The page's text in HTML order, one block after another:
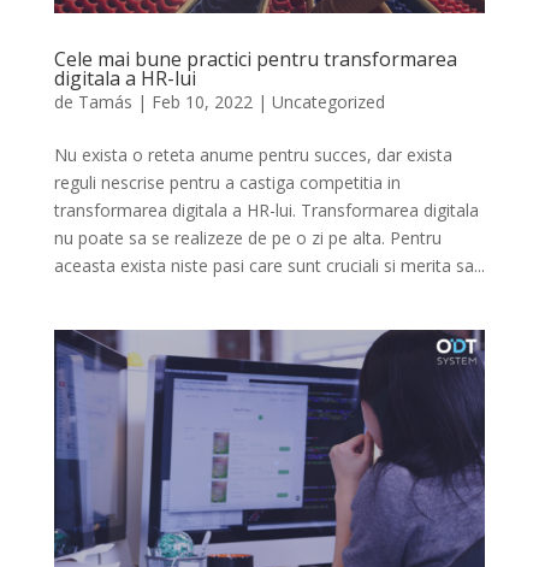
Cele mai bune practici pentru transformarea
digitala a HR-lui
de Tamás | Feb 10, 2022| Uncategorized
Nu exista o reteta anume pentru succes, dar exista
reguli nescrise pentru a castiga competitia in
transformarea digitala a HR-lui. Transformarea digitala
nu poate sa se realizeze de pe o zi pe alta. Pentru
aceasta exista niste pasi care sunt cruciali si merita sa...